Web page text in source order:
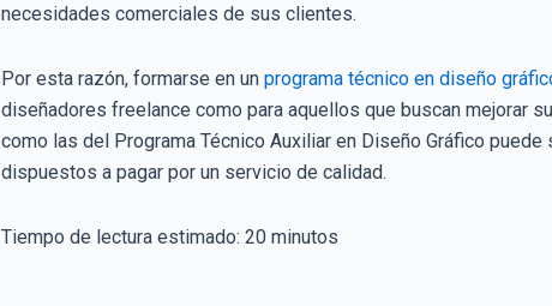
necesidades comerciales de sus clientes.
Por esta razón, formarse en un programa técnico en diseño
diseñadores freelance como para aquellos que buscan mejorar
como las del Programa Técnico Auxiliar en Diseño Gráfico
dispuestos a pagar por un servicio de calidad.
Tiempo de lectura estimado: 20 minutos